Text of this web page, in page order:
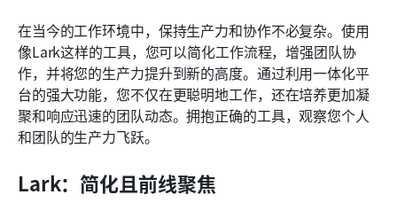
在当今的工作环境中，保持生产力和协作不必复杂。使用
像Lark这样的工具，您可以简化工作流程，增强团队协
作，并将您的生产力提升到新的高度。通过利用一体化平
台的强大功能，您不仅在更聪明地工作，还在培养更加凝
聚和响应迅速的团队动态。拥抱正确的工具，观察您个人
和团队的生产力飞跃。
Lark：简化且前线聚焦